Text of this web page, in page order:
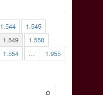
1.544
1.545
1.549
1.550
1.554 …
1.955